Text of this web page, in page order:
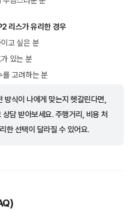
리스가 유리한 경우
고 싶은 분
있는 분
를 고려하는 분
방식이 나에게 맞는지 헷갈린다면,
담 받아보세요. 주행거리, 비용 처
한 선택이 달라질 수 있어요.